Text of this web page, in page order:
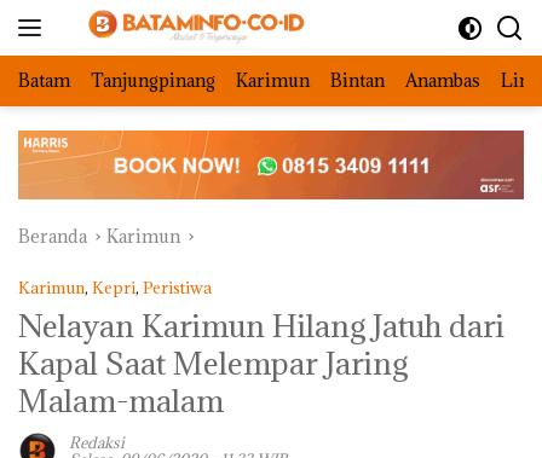
Batam Tanjungpinang Karimun Bintan Anambas
Beranda Karimun
Karimun, Kepri, Peristiwa
Nelayan Karimun Hilang Jatuh dari
Kapal Saat Melempar Jaring
Malam-malam
Redaksi